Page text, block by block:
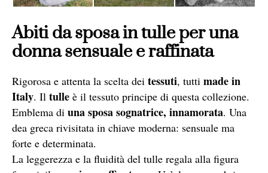
Abiti da sposa in tulle per una
donna sensuale e raffinata
Rigorosa e attenta la scelta dei tessuti, tutti made in
Italy. Il tulle è il tessuto principe di questa collezione.
Emblema di una sposa sognatrice, innamorata. Una
dea greca rivisitata in chiave moderna: sensuale ma
forte e determinata.
La leggerezza e la fluidità del tulle regala alla figura